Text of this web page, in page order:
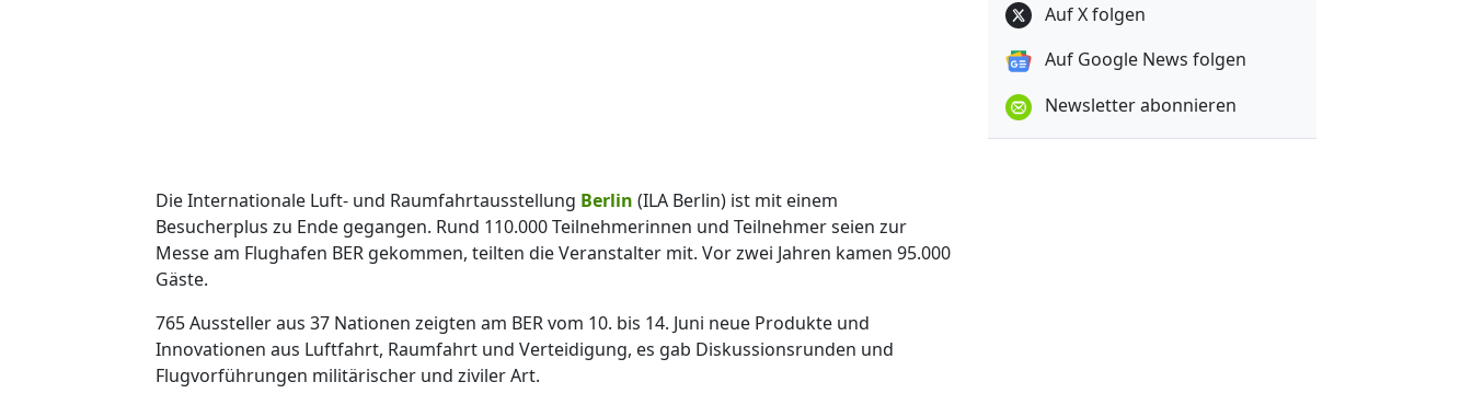
Die Internationale Luft- und Raumfahrtausstellung Berlin (ILA Berlin) ist mit einem
Besucherplus zu Ende gegangen. Rund 110.000 Teilnehmerinnen und Teilnehmer seien zur
Messe am Flughafen BER gekommen, teilten die Veranstalter mit. Vor zwei Jahren kamen 95.000
Gäste.
765 Aussteller aus 37 Nationen zeigten am BER vom 10. bis 14. Juni neue Produkte und
Innovationen aus Luftfahrt, Raumfahrt und Verteidigung, es gab Diskussionsrunden und
Flugvorführungen militärischer und ziviler Art.
Auf X folgen
Auf Google News folgen
Newsletter abonnieren